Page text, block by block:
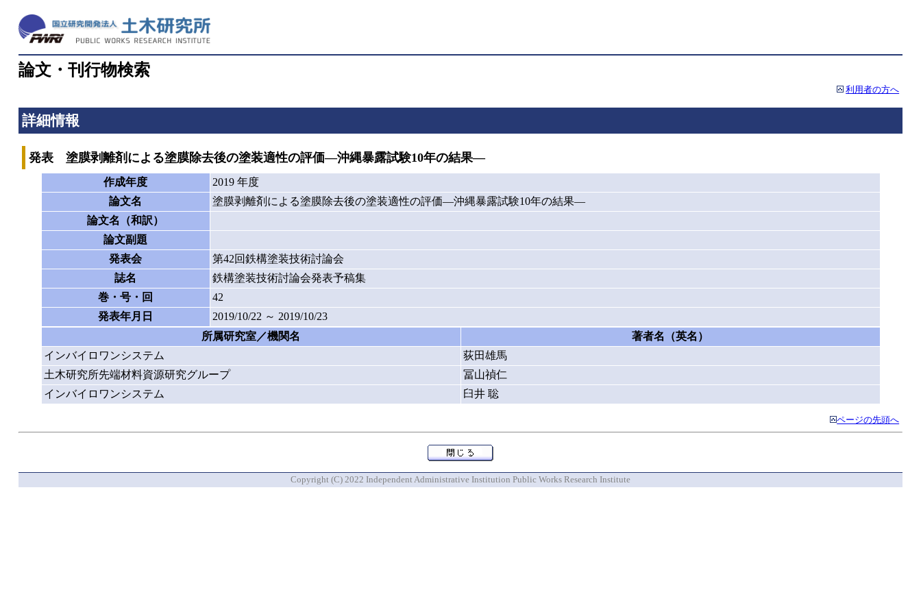
論文・刊行物検索
利用者の方へ
詳細情報
発表 塗膜剥離剤による塗膜除去後の塗装適性の評価―沖縄暴露試験10年の結果―
作成年度
2019 年度
論文名
塗膜剥離剤による塗膜除去後の塗装適性の評価―沖縄暴露試験10年の結果―
論文名（和訳）
論文副題
発表会
第42回鉄構塗装技術討論会
誌名
鉄構塗装技術討論会発表予稿集
巻・号・回
42
発表年月日
2019/10/22 ～ 2019/10/23
所属研究室／機関名
著者名（英名）
インバイロワンシステム
荻田雄馬
土木研究所先端材料資源研究グループ
冨山禎仁
インバイロワンシステム
臼井 聡
ページの先頭へ
Copyright (C) 2022 Independent Administrative Institution Public Works Research Institute